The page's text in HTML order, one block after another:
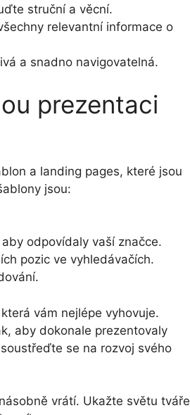
struční a věcní.
relevantní informace o
a snadno navigovatelná.
prezentaci
a landing pages, které jsou
jsou:
odpovídaly vaší značce.
pozic ve vyhledávačích.
vám nejlépe vyhovuje.
aby dokonale prezentovaly
se na rozvoj svého
vrátí. Ukažte světu tváře